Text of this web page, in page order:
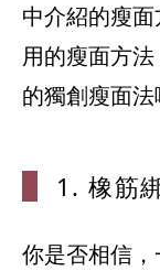
中介紹的瘦
用的瘦面方
的獨創瘦面法
1. 橡筋
你是否相信